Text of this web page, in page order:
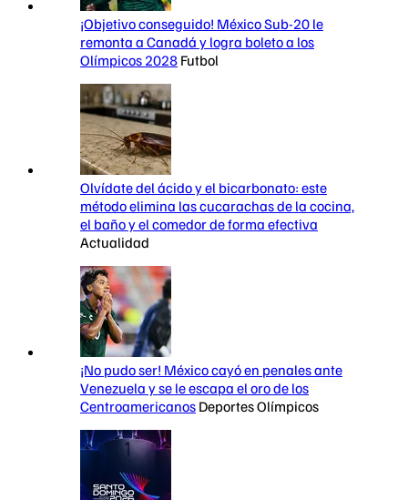
¡Objetivo conseguido! México Sub-20 le
remonta a Canadá y logra boleto a los
Olímpicos 2028 Futbol
Olvídate del ácido y el bicarbonato: este
método elimina las cucarachas de la cocina,
el baño y el comedor de forma efectiva
Actualidad
¡No pudo ser! México cayó en penales ante
Venezuela y se le escapa el oro de los
Centroamericanos Deportes Olímpicos